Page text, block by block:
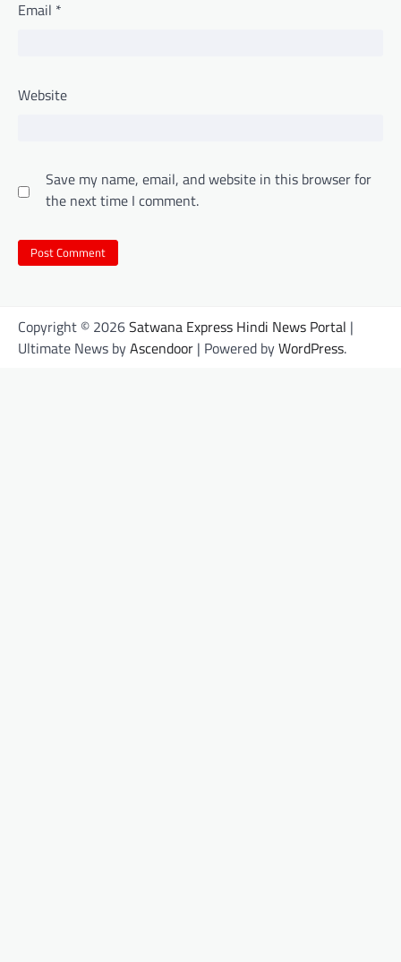
Email *
Website
Save my name, email, and website in this browser for
the next time I comment.
Copyright © 2026Satwana Express Hindi News Portal |
Ultimate News byAscendoor | Powered byWordPress.